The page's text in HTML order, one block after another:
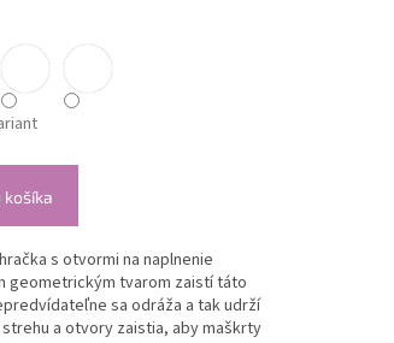
košíka
s otvormi na naplnenie
geometrickým tvarom zaistí táto
sa odráža a tak udrží
a otvory zaistia, aby maškrty